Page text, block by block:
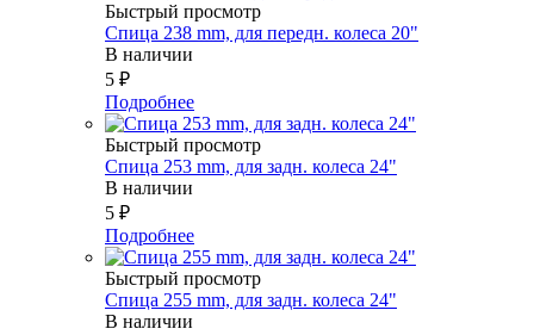
Быстрый просмотр
Спица 238 mm, для передн. колеса 20"
В наличии
5 ₽
Подробнее
Быстрый просмотр
Спица 253 mm, для задн. колеса 24"
В наличии
5 ₽
Подробнее
Быстрый просмотр
Спица 255 mm, для задн. колеса 24"
В наличии